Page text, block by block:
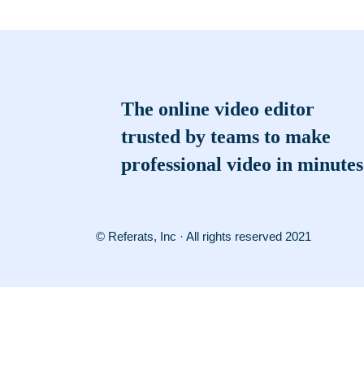
The online video editor
trusted by teams to make
professional video in minutes
© Referats, Inc · All rights reserved 2021